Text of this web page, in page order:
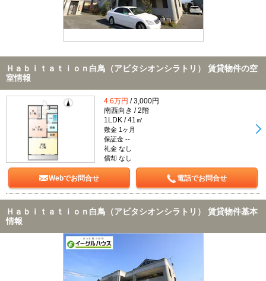
Ｈａｂｉｔａｔｉｏｎ白鳥（アビタシオンシラトリ） 賃貸物件の空
室情報
4.6万円 / 3,000円
南西向き / 2階
1LDK / 41㎡
敷金 1ヶ月
保証金 --
礼金 なし
償却 なし
Webでお問合せ 電話でお問合せ
Ｈａｂｉｔａｔｉｏｎ白鳥（アビタシオンシラトリ） 賃貸物件基本
情報